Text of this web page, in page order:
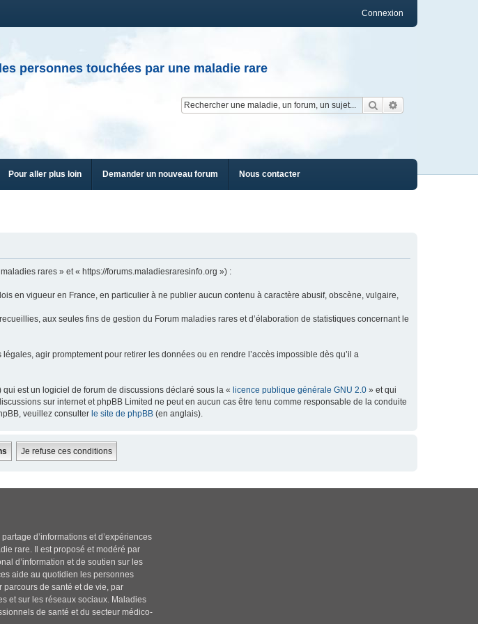
Connexion
personnes touchées par une maladie rare
Rechercher
Pour aller plus loin Demander un nouveau forum Nous contacter
rares » et « https://forums.maladiesraresinfo.org ») :
en vigueur en France, en particulier à ne publier aucun contenu à caractère abusif, obscène, vulgaire,
aux seules fins de gestion du Forum maladies rares et d’élaboration de statistiques concernant le
agir promptement pour retirer les données ou en rendre l’accès impossible dès qu’il a
est un logiciel de forum de discussions déclaré sous la « licence publique générale GNU 2.0 » et qui
sur internet et phpBB Limited ne peut en aucun cas être tenu comme responsable de la conduite
veuillez consulter le site de phpBB (en anglais).
d’informations et d’expériences
rare. Il est proposé et modéré par
d’information et de soutien sur les
aide au quotidien les personnes
de santé et de vie, par
et sur les réseaux sociaux. Maladies
de santé et du secteur médico-